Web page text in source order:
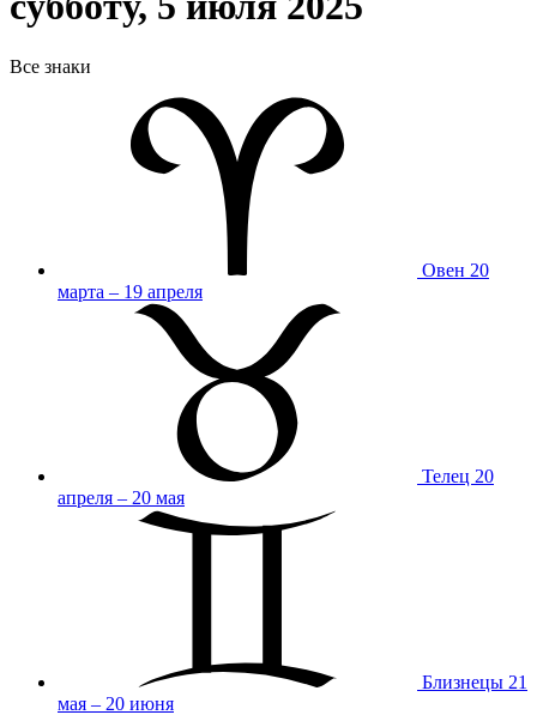
Все знаки
Овен 20
марта – 19 апреля
Телец 20
апреля – 20 мая
Близнецы 21
мая – 20 июня